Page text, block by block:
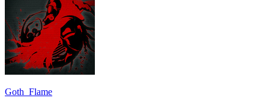
Goth_Flame